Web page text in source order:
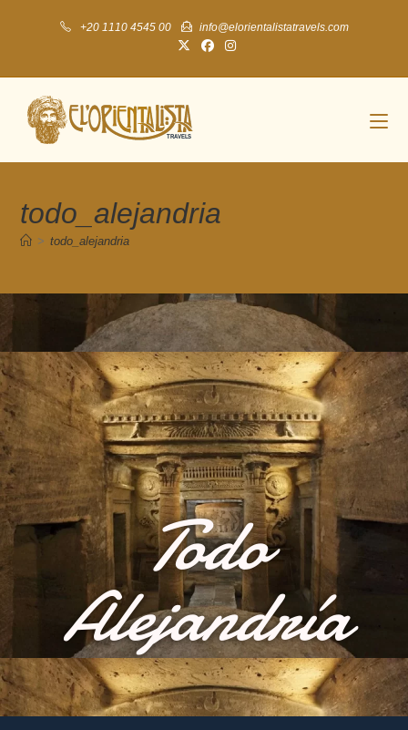
+20 1110 4545 00 info@elorientalistatravels.com
todo_alejandria
> todo_alejandria
Todo
Alejandría